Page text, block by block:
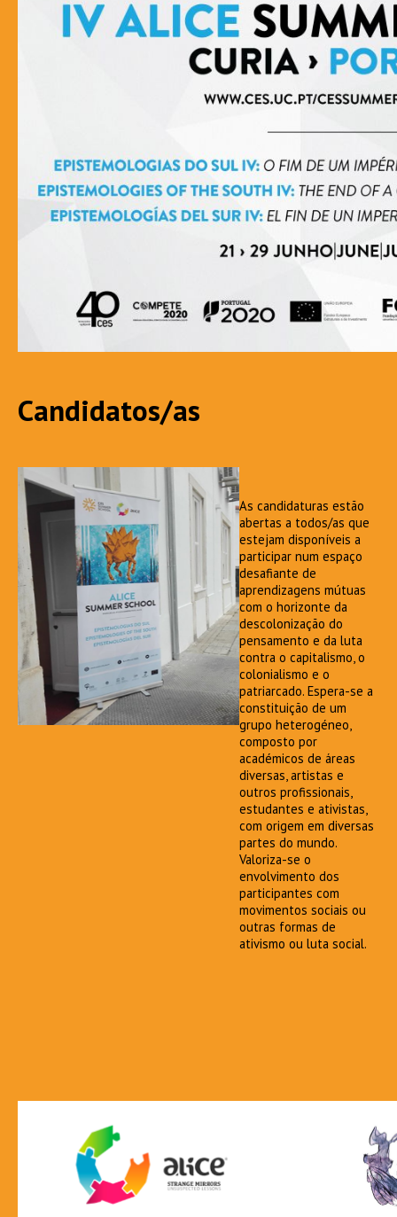
Candidatos/as
As candidaturas estão
abertas a todos/as que
estejam disponíveis a
participar num espaço
desafiante de
aprendizagens mútuas
com o horizonte da
descolonização do
pensamento e da luta
contra o capitalismo, o
colonialismo e o
patriarcado. Espera-se a
constituição de um
grupo heterogéneo,
composto por
académicos de áreas
diversas, artistas e
outros profissionais,
estudantes e ativistas,
com origem em diversas
partes do mundo.
Valoriza-se o
envolvimento dos
participantes com
movimentos sociais ou
outras formas de
ativismo ou luta social.